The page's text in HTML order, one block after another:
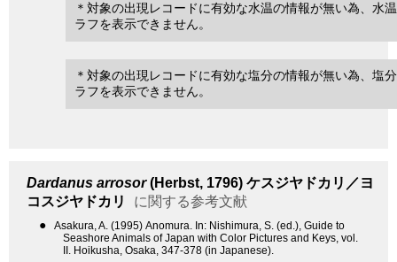
＊対象の出現レコードに有効な水温の情報が無い為、水
ラフを表示できません。
＊対象の出現レコードに有効な塩分の情報が無い為、塩
ラフを表示できません。
Dardanus arrosor(Herbst, 1796) ケスジヤドカリ／ヨ
コスジヤドカリ
に関する参考文献
●
Asakura, A. (1995) Anomura. In: Nishimura, S. (ed.), Guide to
Seashore Animals of Japan with Color Pictures and Keys, vol.
II. Hoikusha, Osaka, 347-378 (in Japanese).